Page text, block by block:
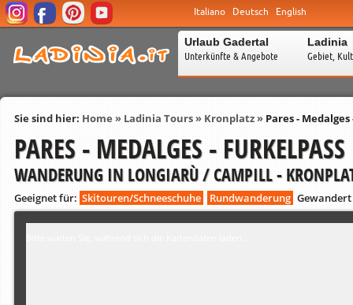
Italiano Deutsch English
Urlaub Gadertal
Unterkünfte & Angebote
Ladinia
Gebiet,
Sie sind hier: Home » Ladinia Tours» Kronplatz» Pares -
PARES - MEDALGES - FURKELPASS
WANDERUNG IN LONGIARÙ / CAMPILL -
Geeignet für: Skitouren/Schneeschuhe Rundwanderung